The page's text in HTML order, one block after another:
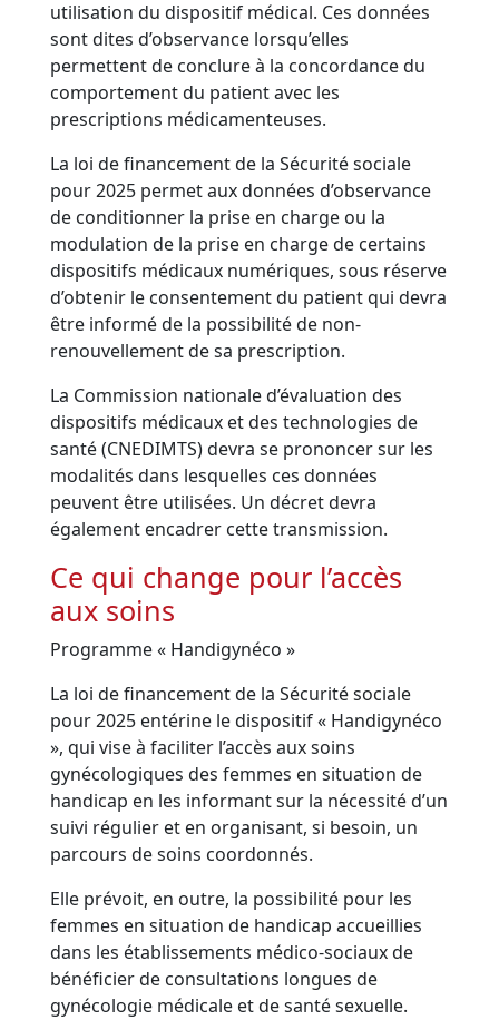
utilisation du dispositif médical. Ces données
sont dites d’observance lorsqu’elles
permettent de conclure à la concordance du
comportement du patient avec les
prescriptions médicamenteuses.
La loi de financement de la Sécurité sociale
pour 2025 permet aux données d’observance
de conditionner la prise en charge ou la
modulation de la prise en charge de certains
dispositifs médicaux numériques, sous réserve
d’obtenir le consentement du patient qui devra
être informé de la possibilité de non-
renouvellement de sa prescription.
La Commission nationale d’évaluation des
dispositifs médicaux et des technologies de
santé (CNEDIMTS) devra se prononcer sur les
modalités dans lesquelles ces données
peuvent être utilisées. Un décret devra
également encadrer cette transmission.
Ce qui change pour l’accès
aux soins
Programme « Handigynéco »
La loi de financement de la Sécurité sociale
pour 2025 entérine le dispositif « Handigynéco
», qui vise à faciliter l’accès aux soins
gynécologiques des femmes en situation de
handicap en les informant sur la nécessité d’un
suivi régulier et en organisant, si besoin, un
parcours de soins coordonnés.
Elle prévoit, en outre, la possibilité pour les
femmes en situation de handicap accueillies
dans les établissements médico-sociaux de
bénéficier de consultations longues de
gynécologie médicale et de santé sexuelle.